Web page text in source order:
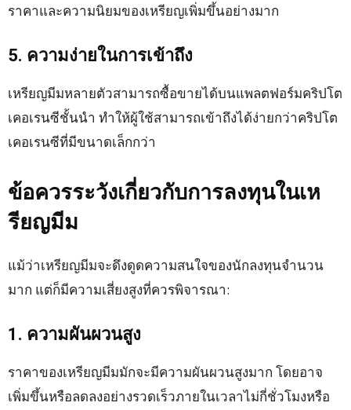
ราคาและความนิยมของเหรียญเพิ่มขึ้นอย่างมาก
5. ความง่ายในการเข้าถึง
เหรียญมีมหลายตัวสามารถซื้อขายได้บนแพลตฟอร์มคริปโต
เคอเรนซีชั้นนำ ทำให้ผู้ใช้สามารถเข้าถึงได้ง่ายกว่าคริปโต
เคอเรนซีที่มีขนาดเล็กกว่า
ข้อควรระวังเกี่ยวกับการลงทุนในเห
รียญมีม
แม้ว่าเหรียญมีมจะดึงดูดความสนใจของนักลงทุนจำนวน
มาก แต่ก็มีความเสี่ยงสูงที่ควรพิจารณา:
1. ความผันผวนสูง
ราคาของเหรียญมีมมักจะมีความผันผวนสูงมาก โดยอาจ
เพิ่มขึ้นหรือลดลงอย่างรวดเร็วภายในเวลาไม่กี่ชั่วโมงหรือ